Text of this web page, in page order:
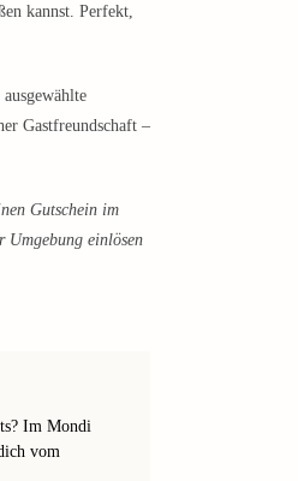
kannst. Perfekt,
Gastfreundschaft –
Gutschein im
Umgebung einlösen
Im Mondi
vom